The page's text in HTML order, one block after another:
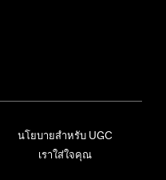
นโยบายสำหรับ UGC
เราใส่ใจคุณ